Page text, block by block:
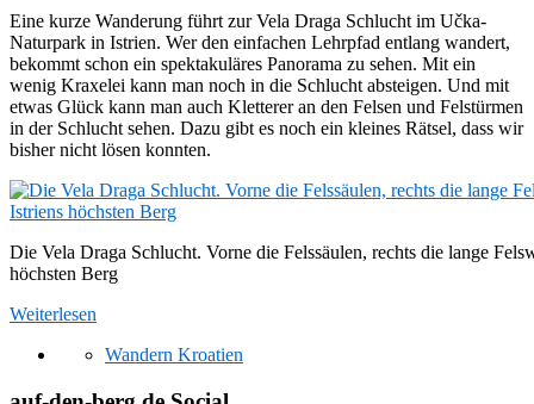
Eine kurze Wanderung führt zur Vela Draga Schlucht im Učka-
Naturpark in Istrien. Wer den einfachen Lehrpfad entlang wandert,
bekommt schon ein spektakuläres Panorama zu sehen. Mit ein
wenig Kraxelei kann man noch in die Schlucht absteigen. Und mit
etwas Glück kann man auch Kletterer an den Felsen und Felstürmen
in der Schlucht sehen. Dazu gibt es noch ein kleines Rätsel, dass wir
bisher nicht lösen konnten.
Die Vela Draga Schlucht. Vorne die Felssäulen, rechts die lange
höchsten Berg
Weiterlesen
Wandern Kroatien